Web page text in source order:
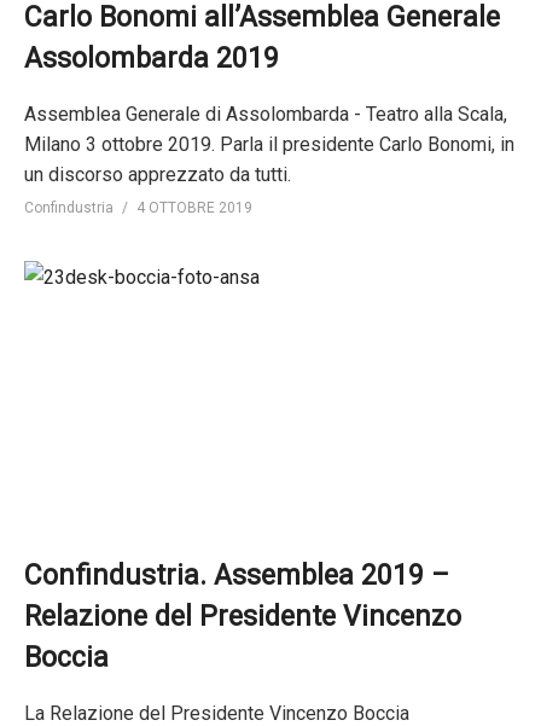
Carlo Bonomi all’Assemblea Generale
Assolombarda 2019
Assemblea Generale di Assolombarda - Teatro alla Scala,
Milano 3 ottobre 2019. Parla il presidente Carlo Bonomi, in
un discorso apprezzato da tutti.
Confindustria 4 OTTOBRE 2019
Confindustria. Assemblea 2019 –
Relazione del Presidente Vincenzo
Boccia
La Relazione del Presidente Vincenzo Boccia